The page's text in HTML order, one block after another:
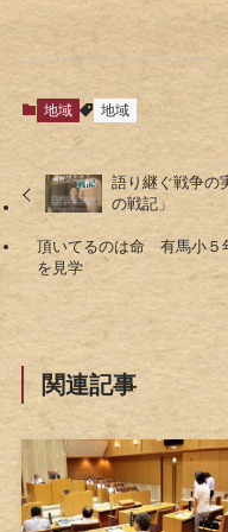
地域 地域
語り継ぐ戦争の
の戦記」
頂いてるのは命 有馬小
を見学
関連記事